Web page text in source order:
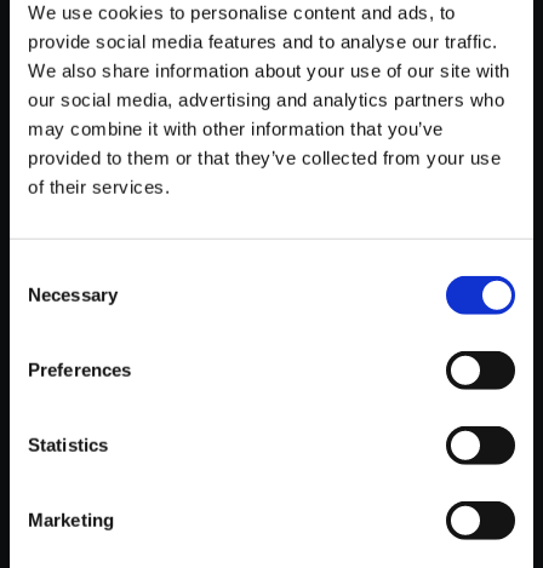
We use cookies to personalise content and ads, to
provide social media features and to analyse our traffic.
We also share information about your use of our site with
our social media, advertising and analytics partners who
may combine it with other information that you’ve
provided to them or that they’ve collected from your use
of their services.
Selection
Necessary
Preferences
Statistics
Marketing
【単曲】プラグマタ オリジナル
サウンドトラック False City D
weller
おすすめ商品